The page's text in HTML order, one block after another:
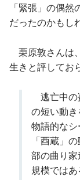
「緊張」の偶
だったのかもし
栗原敦さんは
生きと評してお
逃亡中の
の短い動
物語的なシ
「酉蔵」
部の曲り
規模では